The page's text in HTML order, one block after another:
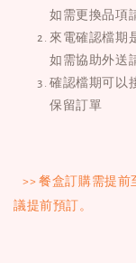
如需更換品項
來電確認檔期
如需協助外送
確認檔期可以
保留訂單
>>餐盒訂購需提前
議提前預訂。